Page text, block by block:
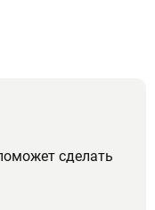
сделать